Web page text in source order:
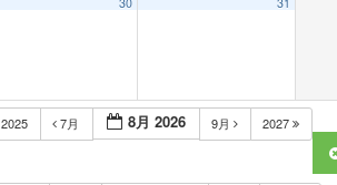
2025 7月 8月 2026 9月 2027